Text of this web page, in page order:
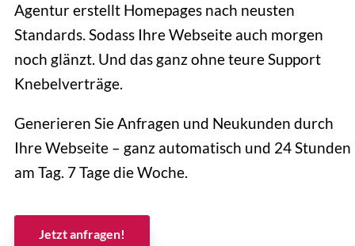
Agentur erstellt Homepages nach neusten
Standards. Sodass Ihre Webseite auch morgen
noch glänzt. Und das ganz ohne teure Support
Knebelverträge.
Generieren Sie Anfragen und Neukunden durch
Ihre Webseite – ganz automatisch und 24 Stunden
am Tag. 7 Tage die Woche.
Jetzt anfragen!